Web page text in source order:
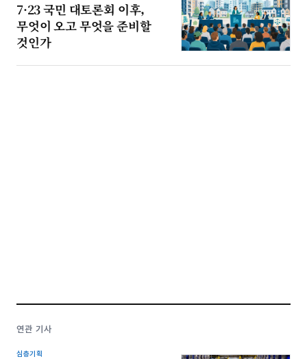
7·23 국민 대토론회 이후,
무엇이 오고 무엇을 준비할
것인가
연관 기사
심층기획